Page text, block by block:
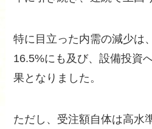
特に目立った内需の減少は
16.5%にも及び、設備投資
果となりました。
ただし、受注額自体は高水